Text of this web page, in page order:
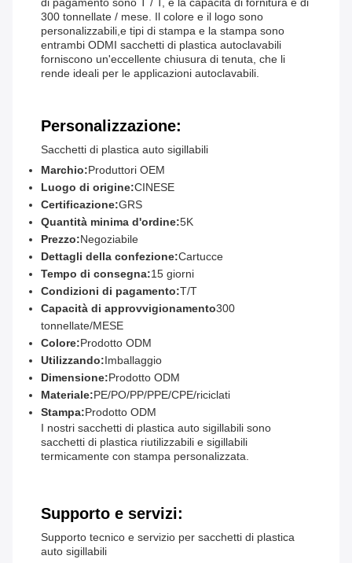
di pagamento sono T / T, e la capacità di fornitura è di
300 tonnellate / mese. Il colore e il logo sono
personalizzabili,e tipi di stampa e la stampa sono
entrambi ODMI sacchetti di plastica autoclavabili
forniscono un'eccellente chiusura di tenuta, che li
rende ideali per le applicazioni autoclavabili.
Personalizzazione:
Sacchetti di plastica auto sigillabili
Marchio:Produttori OEM
Luogo di origine:CINESE
Certificazione:GRS
Quantità minima d'ordine:5K
Prezzo:Negoziabile
Dettagli della confezione:Cartucce
Tempo di consegna:15 giorni
Condizioni di pagamento:T/T
Capacità di approvvigionamento300
tonnellate/MESE
Colore:Prodotto ODM
Utilizzando:Imballaggio
Dimensione:Prodotto ODM
Materiale:PE/PO/PP/PPE/CPE/riciclati
Stampa:Prodotto ODM
I nostri sacchetti di plastica auto sigillabili sono
sacchetti di plastica riutilizzabili e sigillabili
termicamente con stampa personalizzata.
Supporto e servizi:
Supporto tecnico e servizio per sacchetti di plastica
auto sigillabili